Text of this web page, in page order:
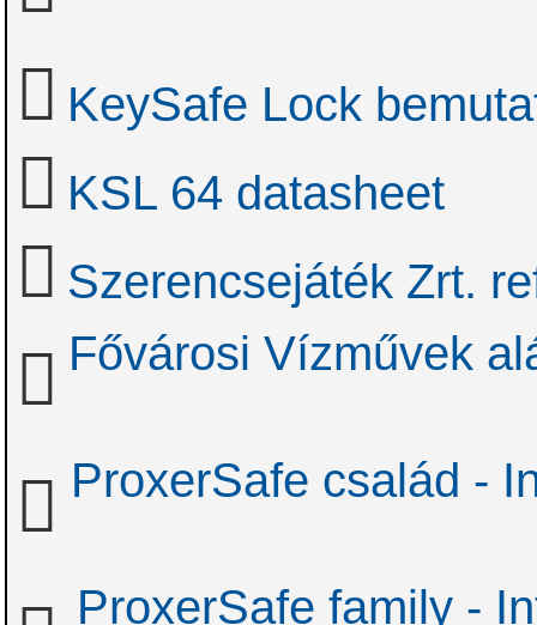
KeySafe Lock
KSL 64 datasheet
Szerencsejáték Zrt.
Fővárosi Vízművek
ProxerSafe család -
ProxerSafe family -